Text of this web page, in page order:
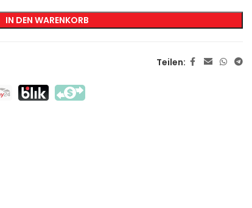
Transfer-Siebdruck
Flex / Flock
IN DEN WARENKORB
Teilen: